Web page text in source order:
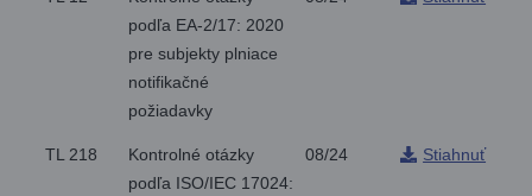
podľa EA-2/17: 2020
pre subjekty plniace
notifikačné
požiadavky
TL 218
Kontrolné otázky
podľa ISO/IEC 17024:
08/24 Stiahnuť